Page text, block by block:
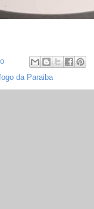
da Paraiba